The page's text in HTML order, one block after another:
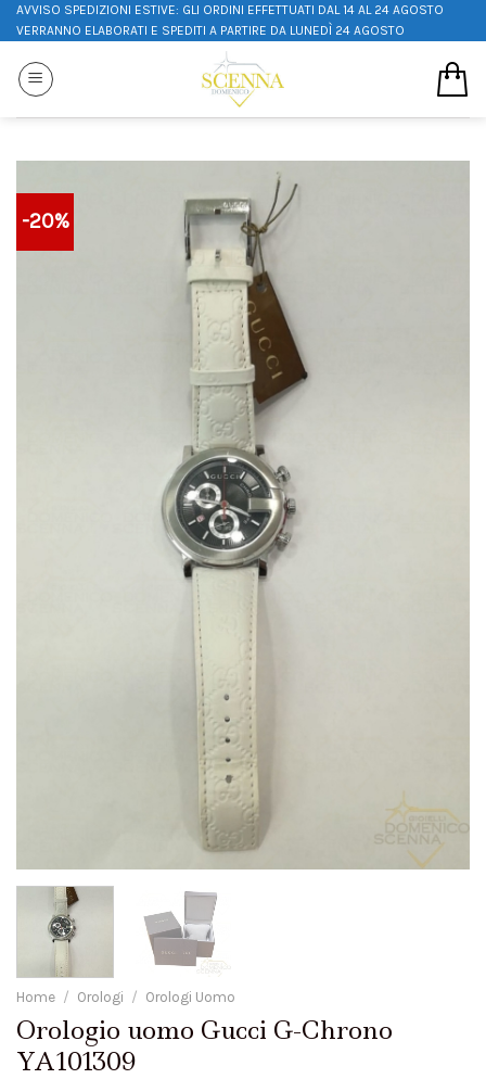
AVVISO SPEDIZIONI ESTIVE: GLI ORDINI EFFETTUATI DAL 14 AL 24 AGOSTO
VERRANNO ELABORATI E SPEDITI A PARTIRE DA LUNEDÌ 24 AGOSTO
-20%
Home / Orologi / Orologi Uomo
Orologio uomo Gucci G-Chrono
YA101309